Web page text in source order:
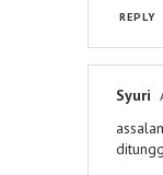
REPLY
Syuri